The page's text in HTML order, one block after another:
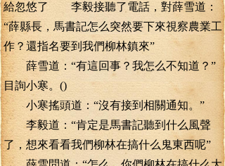
給忽悠了 李毅接聽了電話，對薛雪道：
“薛縣長，馬書記怎么突然要下來視察農業工
作？還指名要到我們柳林鎮來”
薛雪道：“有這回事？我怎么不知道？”
目詢小寒。()
小寒搖頭道：“沒有接到相關通知。”
李毅道：“肯定是馬書記聽到什么風聲
了，想來看看我們柳林在搞什么鬼東西呢”